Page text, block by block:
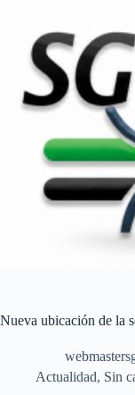
contenido
Nueva ubicación de la
Actualidad, Sin